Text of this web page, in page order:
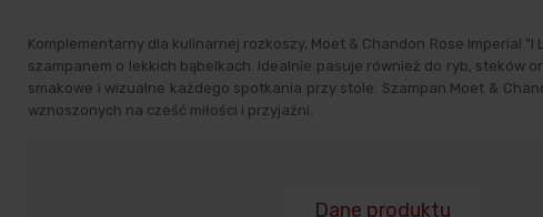
Komplementarny dla kulinarnej rozkoszy, Moet & Chandon Rose Imperial
szampanem o lekkich bąbelkach. Idealnie pasuje również do ryb, steków
smakowe i wizualne każdego spotkania przy stole. Szampan Moet &
wznoszonych na cześć miłości i przyjaźni.
Dane produktu